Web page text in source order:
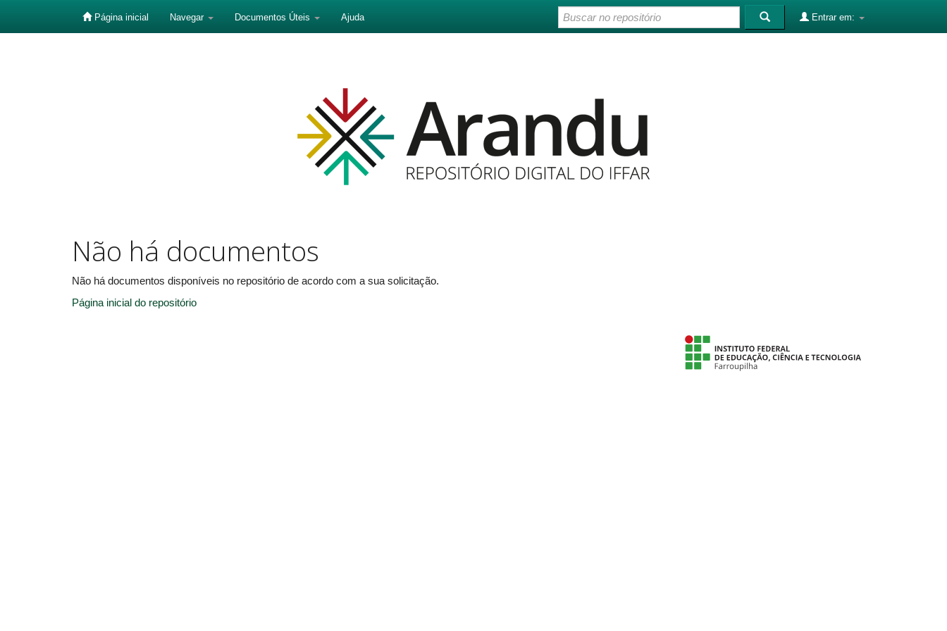
Página inicial Navegar Documentos Úteis Ajuda Entrar em:
Não há documentos
Não há documentos disponíveis no repositório de acordo com a sua solicitação.
Página inicial do repositório